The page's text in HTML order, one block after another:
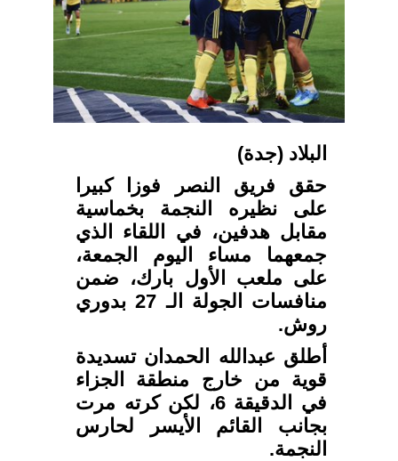
البلاد (جدة)
حقق فريق النصر فوزا كبيرا
على نظيره النجمة بخماسية
مقابل هدفين، في اللقاء الذي
جمعهما مساء اليوم الجمعة،
على ملعب الأول بارك، ضمن
منافسات الجولة الـ 27 بدوري
روش.
أطلق عبدالله الحمدان تسديدة
قوية من خارج منطقة الجزاء
في الدقيقة 6، لكن كرته مرت
بجانب القائم الأيسر لحارس
النجمة.